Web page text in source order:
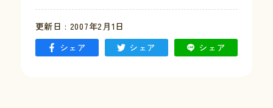
更新日 : 2007年2月1日
シェア
シェア シェア
例規集